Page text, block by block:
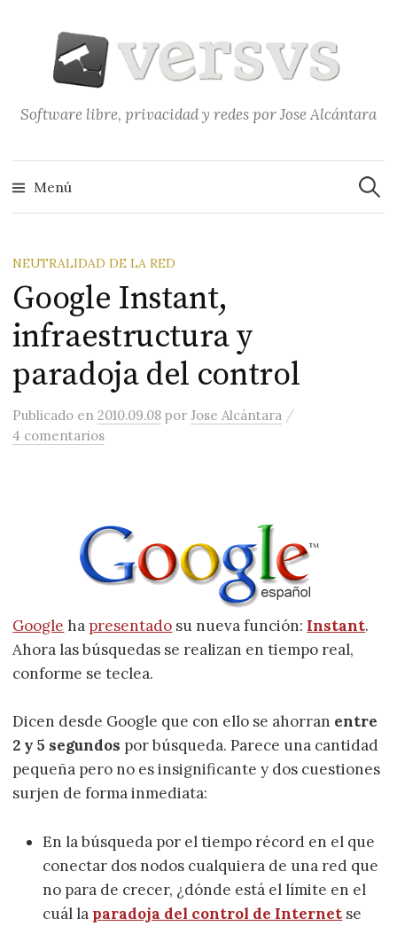
contenido
Software libre, privacidad y redes por Jose Alcántara
Menú
NEUTRALIDAD DE LA RED
Google Instant,
infraestructura y
paradoja del control
Publicado en2010.09.08 porJose Alcántara /
4 comentarios
Google ha presentado su nueva función: Instant.
Ahora las búsquedas se realizan en tiempo real,
conforme se teclea.
Dicen desde Google que con ello se ahorran entre
2 y 5 segundos por búsqueda. Parece una cantidad
pequeña pero no es insignificante y dos cuestiones
surjen de forma inmediata:
En la búsqueda por el tiempo récord en el que
conectar dos nodos cualquiera de una red que
no para de crecer, ¿dónde está el límite en el
cuál la paradoja del control de Internet se